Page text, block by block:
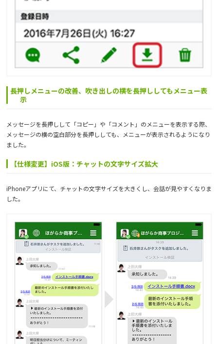
長押しメニューの改善、吹き出しの横を長押ししてもメニュー表
示
メッセージを長押しして「コピー」や「コメント」のメニューを表示する際、
メッセージの横の空白部分を長押ししても、メニューが表示されるようになり
ました。
【仕様変更】iOS版：チャットの文字サイズ拡大
iPhoneアプリにて、チャットの文字サイズを大きくし、会話が見やすくなりま
した。